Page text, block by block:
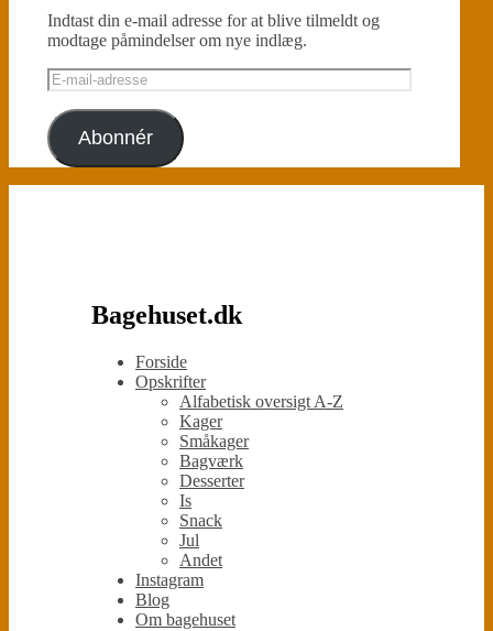
Indtast din e-mail adresse for at blive tilmeldt og
modtage påmindelser om nye indlæg.
E-
mail-
adresse
Abonnér
Bagehuset.dk
Forside
Opskrifter
Alfabetisk oversigt A-Z
Kager
Småkager
Bagværk
Desserter
Is
Snack
Jul
Andet
Instagram
Blog
Om bagehuset